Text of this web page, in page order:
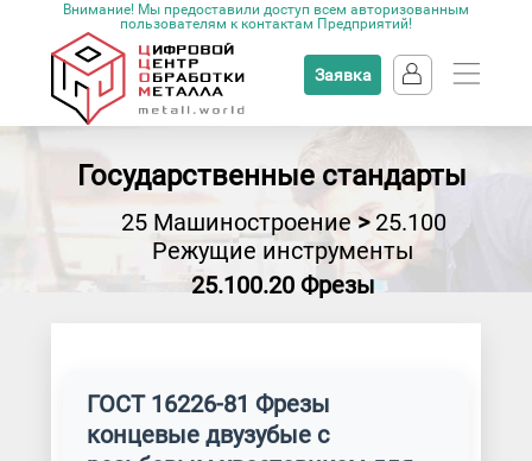
Внимание! Мы предоставили доступ всем авторизованным
пользователям к контактам Предприятий!
Заявка
Государственные стандарты
25 Машиностроение>25.100
Режущие инструменты
25.100.20 Фрезы
ГОСТ 16226-81 Фрезы
концевые двузубые с